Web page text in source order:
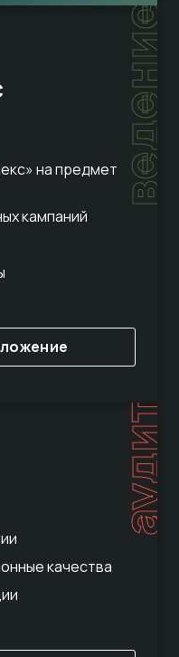
ведение
на предмет
кампаний
аудит
качества